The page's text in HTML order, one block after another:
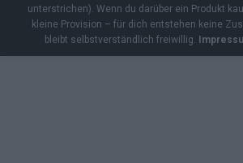
unterstrichen). Wenn du darüber ein Produkt
kleine Provision – für dich entstehen keine
bleibt selbstverständlich freiwillig.